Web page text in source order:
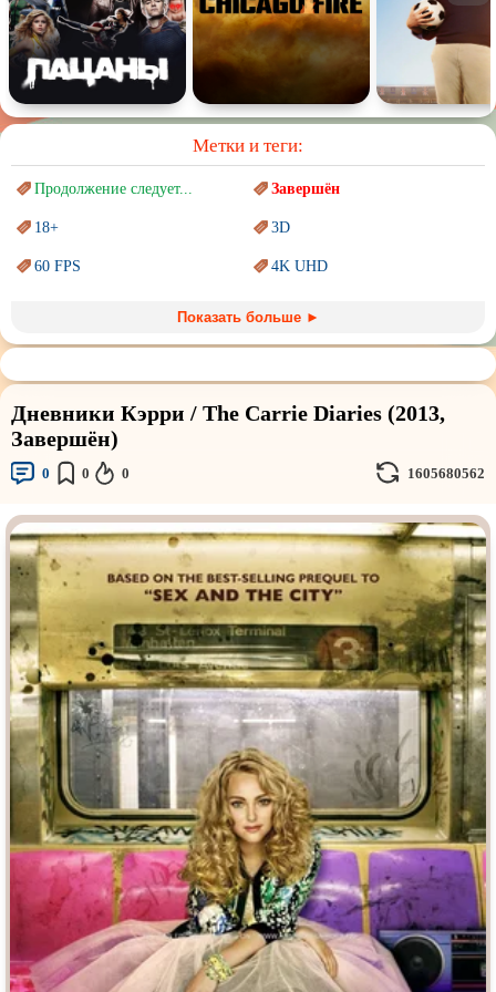
Метки и теги:
Продолжение следует... Завершён
18+ 3D
60 FPS 4K UHD
Marvel PIXAR
Sci-Fi (Научнаяфантастика) Trash (трэш) movies
Авангард и Сюрреализм Ангелы и Демоны
Аниме
Дорамы Индийское кино
Киберпанк Коллекция
Комикс Маги и Волшебники
Наркотики Новогодние
Основанное нареальных
событиях
Параллельные миры
Перевод Гоблина Перевод Кубик в Кубе
Перевод Кураж-Бамбей Пеплум
Подростковаяжестокость Постапокалипсис
Призраки Про акул
Про апокалипсис Про богатых
Про богов Про вампиров
Про ведьм Про викингов
Показать больше ►
Дневники Кэрри / The Carrie Diaries (2013,
Завершён)
0 0 0 1605680562